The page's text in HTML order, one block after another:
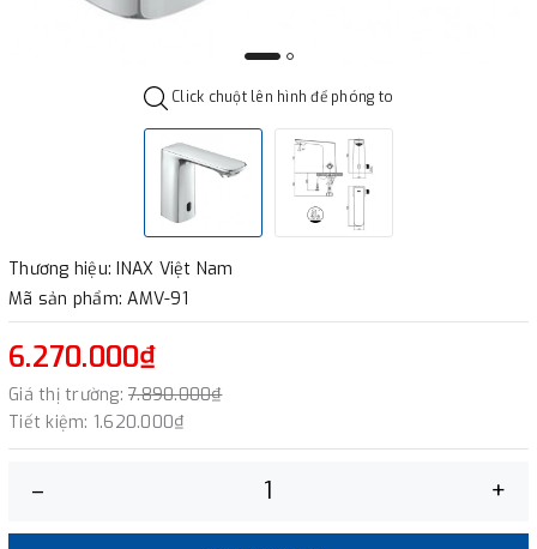
Click chuột lên hình để phóng to
Thương hiệu: INAX Việt Nam
Mã sản phẩm: AMV-91
6.270.000₫
Giá thị trường: 7.890.000₫
Tiết kiệm: 1.620.000₫
– +